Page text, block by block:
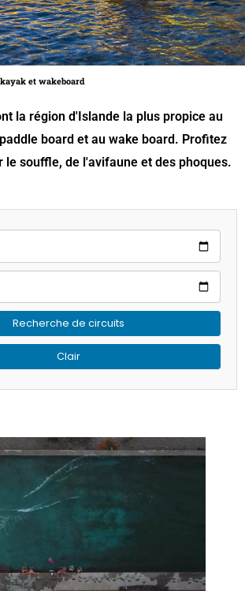
et wakeboard
la région d'Islande la plus propice au
board et au wake board. Profitez
le souffle, de l'avifaune et des phoques.